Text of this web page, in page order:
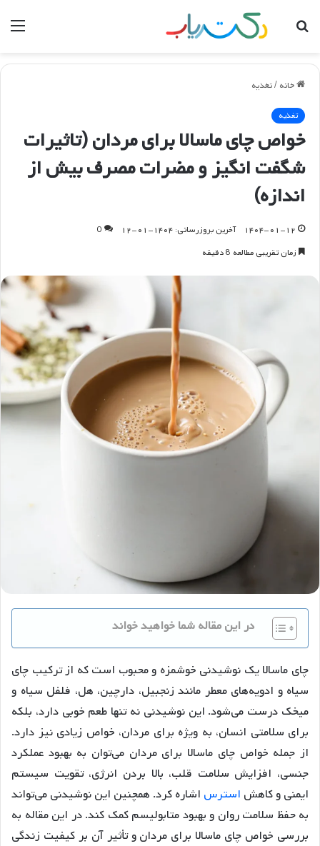
جستجو
خانه /تغذیه
تغذیه
خواص چای ماسالا برای مردان (تاثیرات
شگفت انگیز و مضرات مصرف بیش از
اندازه)
۱۴۰۴-۰۱-۱۲ آخرین بروزرسانی: ۱۴۰۴-۰۱-۱۲
0
زمان تقریبی مطالعه 8 دقیقه
در این مقاله شما خواهید خواند
چای ماسالا یک نوشیدنی خوشمزه و محبوب است که از ترکیب چای
سیاه و ادویه‌های معطر مانند زنجبیل، دارچین، هل، فلفل سیاه و
میخک درست می‌شود. این نوشیدنی نه تنها طعم خوبی دارد، بلکه
برای سلامتی انسان، به ویژه برای مردان، خواص زیادی نیز دارد.
از جمله خواص چای ماسالا برای مردان می‌توان به بهبود عملکرد
جنسی، افزایش سلامت قلب، بالا بردن انرژی، تقویت سیستم
ایمنی و کاهش استرس اشاره کرد. همچنین این نوشیدنی می‌تواند
به حفظ سلامت روان و بهبود متابولیسم کمک کند. در این مقاله به
بررسی خواص چای ماسالا برای مردان و تأثیر آن بر کیفیت زندگی